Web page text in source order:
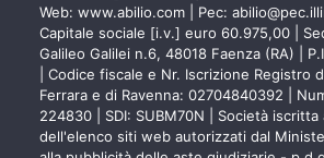
Web: www.abilio.com | Pec:
Capitale sociale [i.v.] euro 60.975,00 |
Galileo Galilei n.6, 48018 Faenza (RA) |
| Codice fiscale e Nr. Iscrizione Registro
Ferrara e di Ravenna: 02704840392 |
224830 | SDI: SUBM70N | Società iscritta
dell'elenco siti web autorizzati dal